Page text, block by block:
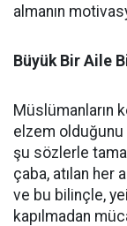
almanın
Büyük Bir Aile
Müslümanların
elzem olduğunu
şu sözlerle
çaba, atılan her
ve bu bilinçle,
kapılmadan